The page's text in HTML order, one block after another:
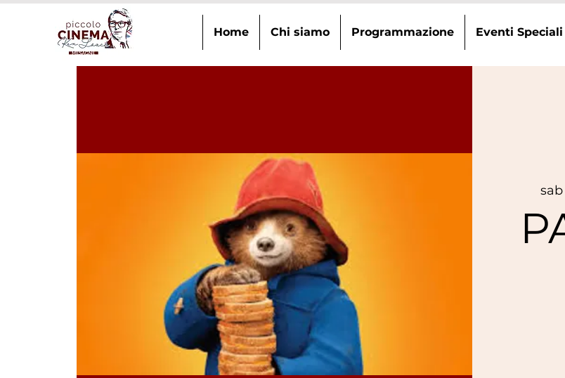
Home Chi siamo Programmazione Eventi Speciali